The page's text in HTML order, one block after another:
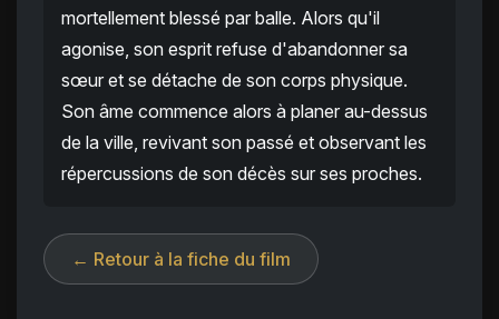
mortellement blessé par balle. Alors qu'il
agonise, son esprit refuse d'abandonner sa
sœur et se détache de son corps physique.
Son âme commence alors à planer au-dessus
de la ville, revivant son passé et observant les
répercussions de son décès sur ses proches.
← Retour à la fiche du film